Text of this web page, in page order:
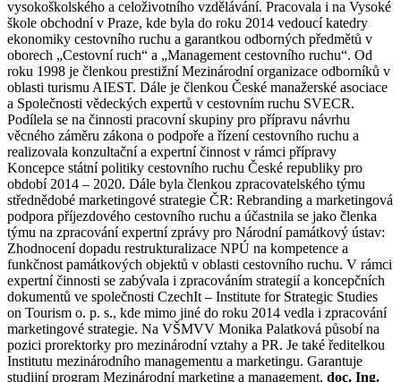
vysokoškolského a celoživotního vzdělávání. Pracovala i na Vysoké
škole obchodní v Praze, kde byla do roku 2014 vedoucí katedry
ekonomiky cestovního ruchu a garantkou odborných předmětů v
oborech „Cestovní ruch“ a „Management cestovního ruchu“. Od
roku 1998 je členkou prestižní Mezinárodní organizace odborníků v
oblasti turismu AIEST. Dále je členkou České manažerské asociace
a Společnosti vědeckých expertů v cestovním ruchu SVECR.
Podílela se na činnosti pracovní skupiny pro přípravu návrhu
věcného záměru zákona o podpoře a řízení cestovního ruchu a
realizovala konzultační a expertní činnost v rámci přípravy
Koncepce státní politiky cestovního ruchu České republiky pro
období 2014 – 2020. Dále byla členkou zpracovatelského týmu
střednědobé marketingové strategie ČR: Rebranding a marketingová
podpora příjezdového cestovního ruchu a účastnila se jako členka
týmu na zpracování expertní zprávy pro Národní památkový ústav:
Zhodnocení dopadu restrukturalizace NPÚ na kompetence a
funkčnost památkových objektů v oblasti cestovního ruchu. V rámci
expertní činnosti se zabývala i zpracováním strategií a koncepčních
dokumentů ve společnosti CzechIt – Institute for Strategic Studies
on Tourism o. p. s., kde mimo jiné do roku 2014 vedla i zpracování
marketingové strategie. Na VŠMVV Monika Palatková působí na
pozici prorektorky pro mezinárodní vztahy a PR. Je také ředitelkou
Institutu mezinárodního managementu a marketingu. Garantuje
studijní program Mezinárodní marketing a management. doc. Ing.